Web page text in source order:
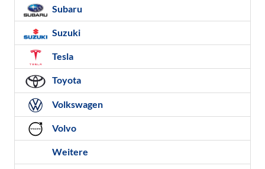
Subaru
Suzuki
Tesla
Toyota
Volkswagen
Volvo
Weitere